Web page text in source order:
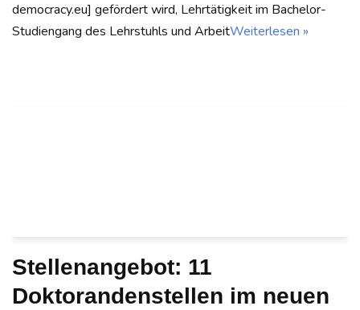
democracy.eu] gefördert wird, Lehrtätigkeit im Bachelor-
Studiengang des Lehrstuhls und ArbeitWeiterlesen »
Stellenangebot: 11
Doktorandenstellen im neuen